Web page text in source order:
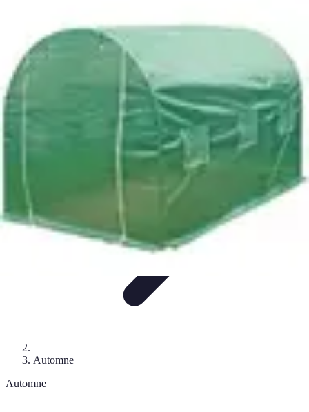
SaisonsAlimentation saineArticles MensuelsChoix et
Conservation
Automne
Automne